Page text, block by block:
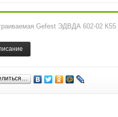
Gefest ЭДВДА 602-02 К55